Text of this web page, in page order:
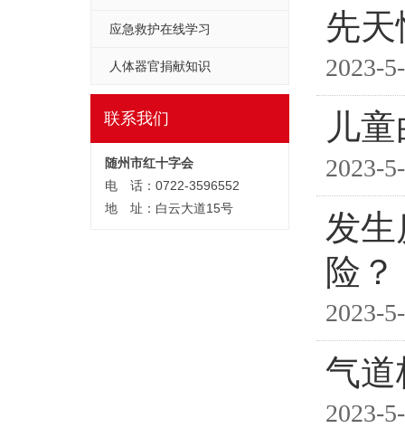
应急救护在线学习
人体器官捐献知识
联系我们
随州市红十字会
电 话：0722-3596552
地 址：白云大道15号
先
2023-
儿
2023-
发
险？
2023-
气
2023-